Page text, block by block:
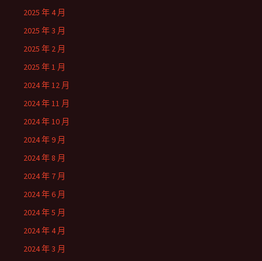
2025 年 4 月
2025 年 3 月
2025 年 2 月
2025 年 1 月
2024 年 12 月
2024 年 11 月
2024 年 10 月
2024 年 9 月
2024 年 8 月
2024 年 7 月
2024 年 6 月
2024 年 5 月
2024 年 4 月
2024 年 3 月